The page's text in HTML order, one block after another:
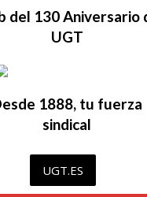
del 130 Aniversario
UGT
1888, tu fuerza
sindical
UGT.ES